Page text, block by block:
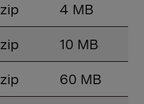
zip 4 MB
zip 10 MB
zip 60 MB